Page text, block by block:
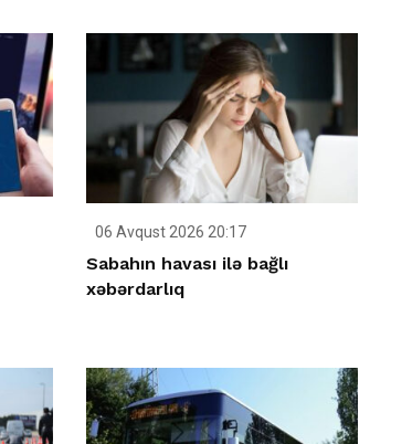
06 Avqust 2026 20:17
Sabahın havası ilə bağlı
xəbərdarlıq